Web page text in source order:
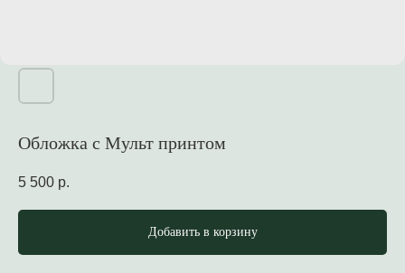
Обложка с Мульт принтом
5 500 р.
Добавить в корзину